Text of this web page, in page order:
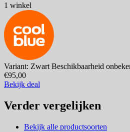
1 winkel
Variant: Zwart Beschikbaarheid
€95,00
Bekijk deal
Verder vergelijken
Bekijk alle productsoorten